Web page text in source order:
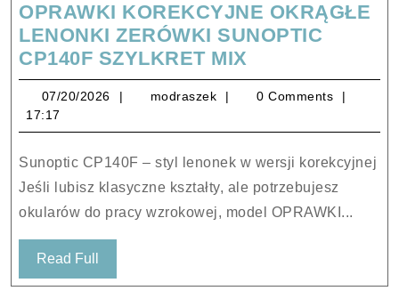
OPRAWKI KOREKCYJNE OKRĄGŁE
LENONKI ZERÓWKI SUNOPTIC
CP140F SZYLKRET MIX
KOREKCYJNE
OKRĄGŁE
LENONKI
SUNOPTIC
CP140F
SZYLKRET
07/20/2026 07/20/2026
modraszek modraszek
0 Comments
17:17
Sunoptic CP140F – styl lenonek w wersji korekcyjnej
Jeśli lubisz klasyczne kształty, ale potrzebujesz
okularów do pracy wzrokowej, model OPRAWKI...
Read Full
Full